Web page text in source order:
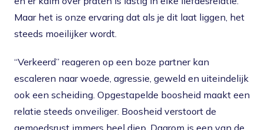
Maar het is onze ervaring dat als je dit laat liggen, het
steeds moeilijker wordt.
“Verkeerd” reageren op een boze partner kan
escaleren naar woede, agressie, geweld en uiteindelijk
ook een scheiding. Opgestapelde boosheid maakt een
relatie steeds onveiliger. Boosheid verstoort de
gemoedsrust immers heel diep. Daarom is een van de